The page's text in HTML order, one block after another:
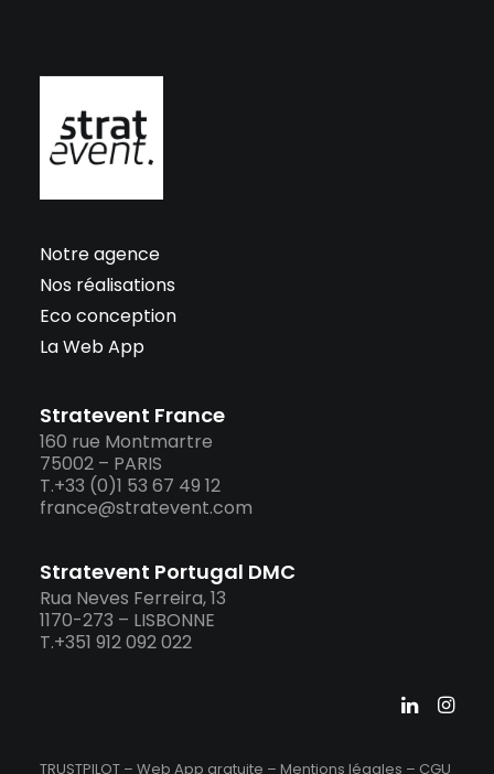
Notre agence
Nos réalisations
Eco conception
La Web App
Stratevent France
160 rue Montmartre
75002 – PARIS
T.+33 (0)1 53 67 49 12
france@stratevent.com
Stratevent Portugal DMC
Rua Neves Ferreira, 13
1170-273 – LISBONNE
T.+351 912 092 022
TRUSTPILOT – Web App gratuite – Mentions légales – CGU